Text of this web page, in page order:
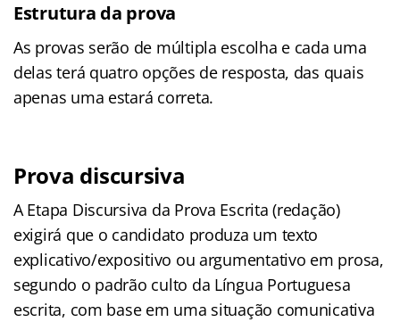
Estrutura da prova
As provas serão de múltipla escolha e cada uma
delas terá quatro opções de resposta, das quais
apenas uma estará correta.
Prova discursiva
A Etapa Discursiva da Prova Escrita (redação)
exigirá que o candidato produza um texto
explicativo/expositivo ou argumentativo em prosa,
segundo o padrão culto da Língua Portuguesa
escrita, com base em uma situação comunicativa